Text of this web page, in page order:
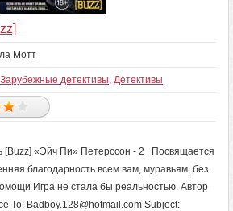
Мотт
Зарубежные детективы, Детективы
[Buzz] «Эйч Пи» Петерссон - 2 Посвящается
благодарность всем вам, муравьям, без
Игра не стала бы реальностью. Автор
To: Badboy.128@hotmail.com Subject: